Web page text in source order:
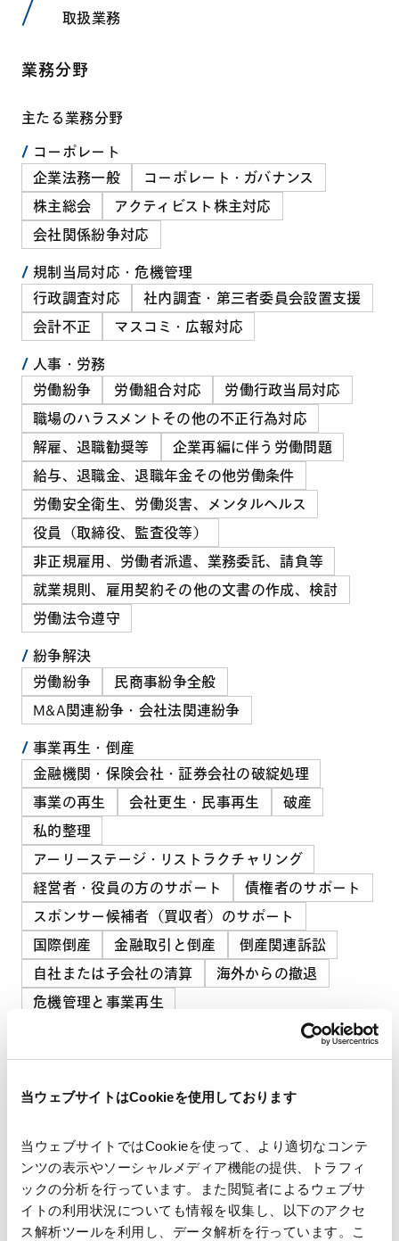
当ウェブサイトはCookieを使用しております
当ウェブサイトではCookieを使って、より適切なコンテ
ンツの表示やソーシャルメディア機能の提供、トラフィ
ックの分析を行っています。また閲覧者によるウェブサ
イトの利用状況についても情報を収集し、以下のアクセ
ス解析ツールを利用し、データ解析を行っています。こ
取扱業務
業務分野
主たる業務分野
コーポレート
企業法務一般
コーポレート・ガバナンス
株主総会
アクティビスト株主対応
会社関係紛争対応
規制当局対応・危機管理
行政調査対応
社内調査・第三者委員会設置支援
会計不正
マスコミ・広報対応
人事・労務
労働紛争
労働組合対応
労働行政当局対応
職場のハラスメントその他の不正行為対応
解雇、退職勧奨等
企業再編に伴う労働問題
給与、退職金、退職年金その他労働条件
労働安全衛生、労働災害、メンタルヘルス
役員（取締役、監査役等）
非正規雇用、労働者派遣、業務委託、請負等
就業規則、雇用契約その他の文書の作成、検討
労働法令遵守
紛争解決
労働紛争
民商事紛争全般
M&A関連紛争・会社法関連紛争
事業再生・倒産
金融機関・保険会社・証券会社の破綻処理
事業の再生
会社更生・民事再生
破産
私的整理
アーリーステージ・リストラクチャリング
経営者・役員の方のサポート
債権者のサポート
スポンサー候補者（買収者）のサポート
国際倒産
金融取引と倒産
倒産関連訴訟
自社または子会社の清算
海外からの撤退
危機管理と事業再生
M&A等
事業承継M&A
海外法務
米国法務